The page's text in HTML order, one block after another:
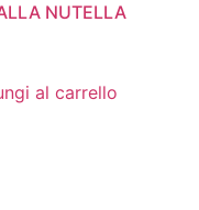
NUTELLA
al carrello